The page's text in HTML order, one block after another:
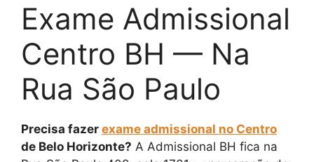
Exame Admissional
Centro BH — Na
Rua São Paulo
Precisa fazer exame admissional no Centro
de Belo Horizonte? A Admissional BH fica na